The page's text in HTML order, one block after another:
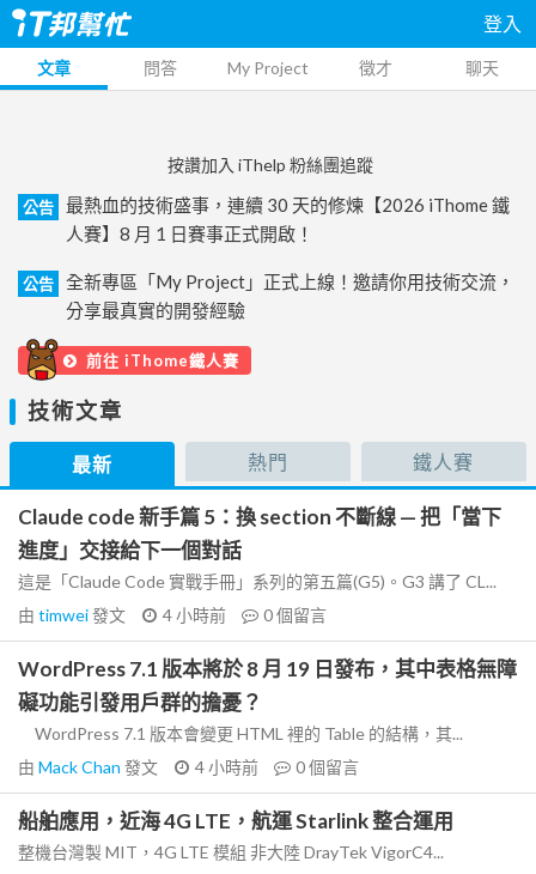
登入
文章 問答 My Project 徵才 聊天
按讚加入 iThelp 粉絲團追蹤
公告
最熱血的技術盛事，連續 30 天的修煉【2026 iThome 鐵
人賽】8 月 1 日賽事正式開啟！
公告
全新專區「My Project」正式上線！邀請你用技術交流，
分享最真實的開發經驗
前往 iThome鐵人賽
技術文章
最新 熱門 鐵人賽
Claude code 新手篇 5：換 section 不斷線 — 把「當下
進度」交接給下一個對話
這是「Claude Code 實戰手冊」系列的第五篇(G5)。G3 講了 CL...
由 timwei發文 4 小時前 0個留言
WordPress 7.1 版本將於 8 月 19 日發布，其中表格無障
礙功能引發用戶群的擔憂？
WordPress 7.1 版本會變更 HTML 裡的 Table 的結構，其...
由 Mack Chan 發文 4 小時前 0個留言
船舶應用，近海 4G LTE，航運 Starlink 整合運用
整機台灣製 MIT，4G LTE 模組 非大陸 DrayTek VigorC4...